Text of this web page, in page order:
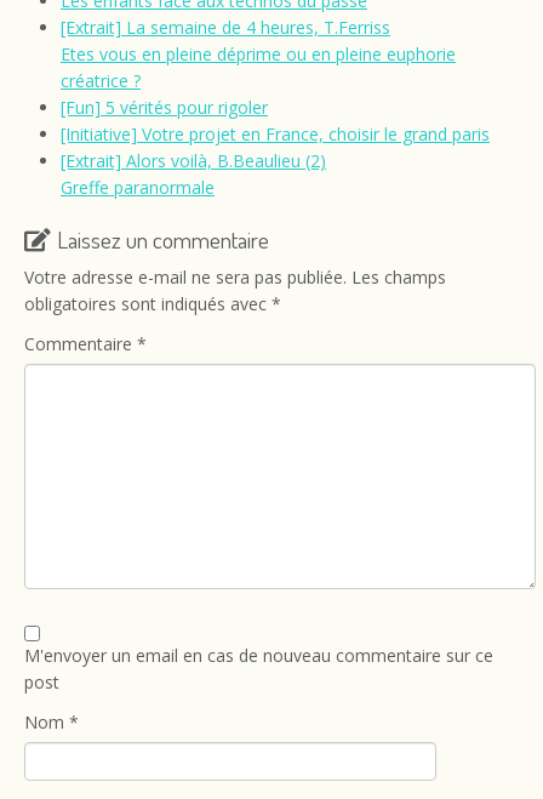
[Extrait] La semaine de 4 heures, T.Ferriss
Etes vous en pleine déprime ou en pleine euphorie
créatrice ?
[Fun] 5 vérités pour rigoler
[Initiative] Votre projet en France, choisir le grand paris
[Extrait] Alors voilà, B.Beaulieu (2)
Greffe paranormale
Laissez un commentaire
Votre adresse e-mail ne sera pas publiée. Les champs
obligatoires sont indiqués avec *
Commentaire *
M'envoyer un email en cas de nouveau commentaire sur ce
post
Nom *